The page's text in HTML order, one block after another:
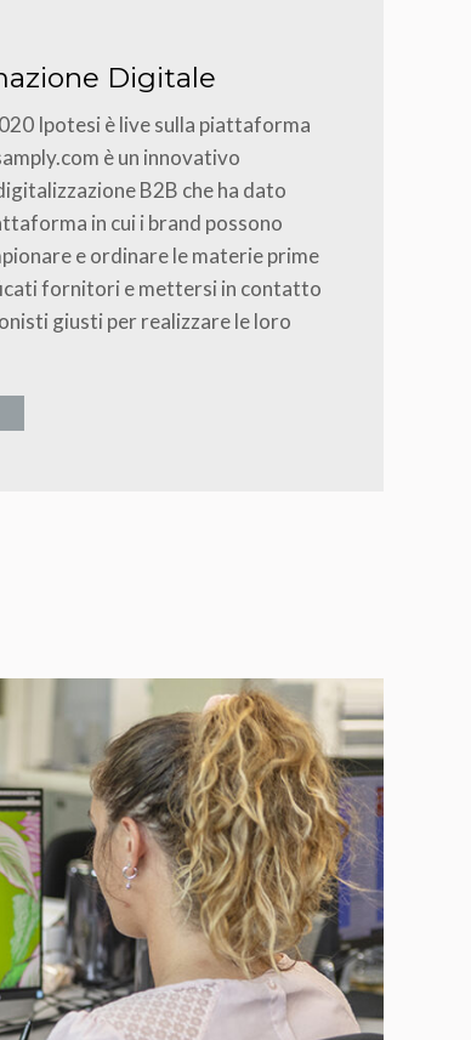
Digitale
Ipotesi è live sulla piattaforma
è un innovativo
B2B che ha dato
in cui i brand possono
e ordinare le materie prime
fornitori e mettersi in contatto
giusti per realizzare le loro